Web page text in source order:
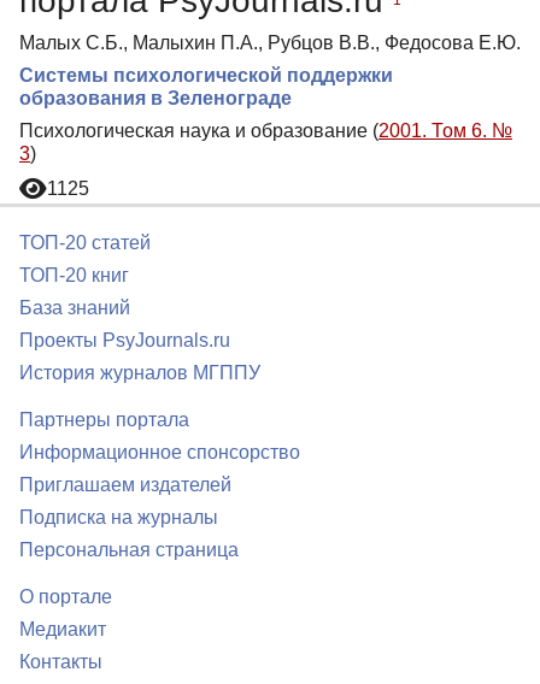
Малых С.Б., Малыхин П.А., Рубцов В.В., Федосова Е.Ю.
Системы психологической поддержки
образования в Зеленограде
Психологическая наука и образование (2001. Том 6. №
3)
1125
ТОП-20 статей
ТОП-20 книг
База знаний
Проекты PsyJournals.ru
История журналов МГППУ
Партнеры портала
Информационное спонсорство
Приглашаем издателей
Подписка на журналы
Персональная страница
О портале
Медиакит
Контакты